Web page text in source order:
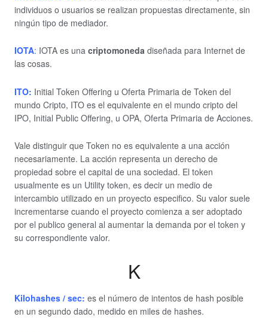
individuos o usuarios se realizan propuestas directamente, sin
ningún tipo de mediador.
IOTA: IOTA es una criptomoneda diseñada para Internet de
las cosas.
ITO: Initial Token Offering u Oferta Primaria de Token del
mundo Cripto, ITO es el equivalente en el mundo cripto del
IPO, Initial Public Offering, u OPA, Oferta Primaria de Acciones.
Vale distinguir que Token no es equivalente a una acción
necesariamente. La acción representa un derecho de
propiedad sobre el capital de una sociedad. El token
usualmente es un Utility token, es decir un medio de
intercambio utilizado en un proyecto especifico. Su valor suele
incrementarse cuando el proyecto comienza a ser adoptado
por el publico general al aumentar la demanda por el token y
su correspondiente valor.
K
Kilohashes / sec: es el número de intentos de hash posible
en un segundo dado, medido en miles de hashes.